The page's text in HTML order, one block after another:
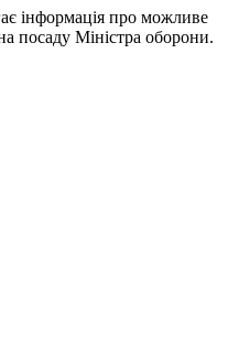
інформація про можливе
посаду Міністра оборони.